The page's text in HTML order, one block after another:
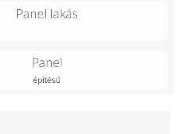
Panel lakás
Panel
építésű